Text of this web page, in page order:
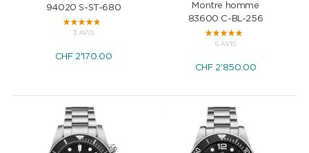
94020 S-ST-680
3 AVIS
CHF2'170.00
Montre homme
83600 C-BL-256
5 AVIS
CHF2'850.00